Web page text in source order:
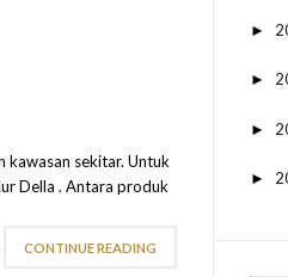
kawasan sekitar. Untuk
Della . Antara produk
CONTINUE READING
►
►
►
►